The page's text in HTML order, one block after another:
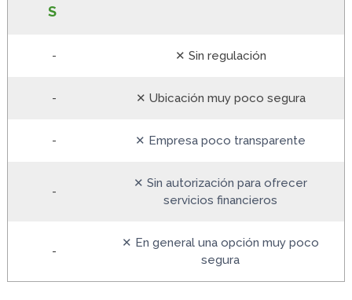
S
- ✕ Sin regulación
- ✕ Ubicación muy poco segura
- ✕ Empresa poco transparente
-
✕ Sin autorización para ofrecer
servicios financieros
-
✕ En general una opción muy poco
segura